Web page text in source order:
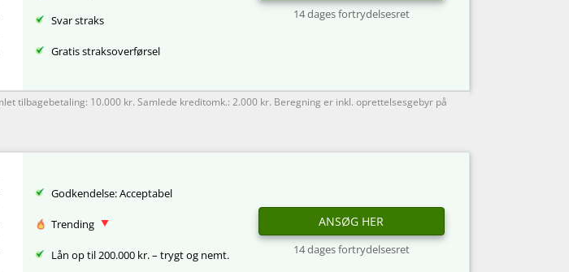
Svar straks
Gratis straksoverførsel
14 dages fortrydelsesret
tilbagebetaling: 10.000 kr. Samlede kreditomk.: 2.000 kr. Beregning er inkl. oprettelsesgebyr på
Godkendelse: Acceptabel
Trending
Lån op til 200.000 kr. – trygt og nemt.
ANSØG HER
14 dages fortrydelsesret